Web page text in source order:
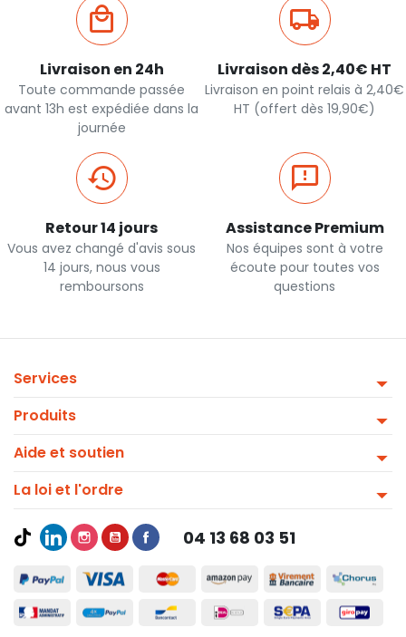
Livraison en 24h
Toute commande passée
avant 13h est expédiée dans la
journée
Livraison dès 2,40€ HT
Livraison en point relais à 2,40€
HT (offert dès 19,90€)
Retour 14 jours
Vous avez changé d'avis sous
14 jours, nous vous
remboursons
Assistance Premium
Nos équipes sont à votre
écoute pour toutes vos
questions
Services
Produits
Aide et soutien
La loi et l'ordre
04 13 68 03 51